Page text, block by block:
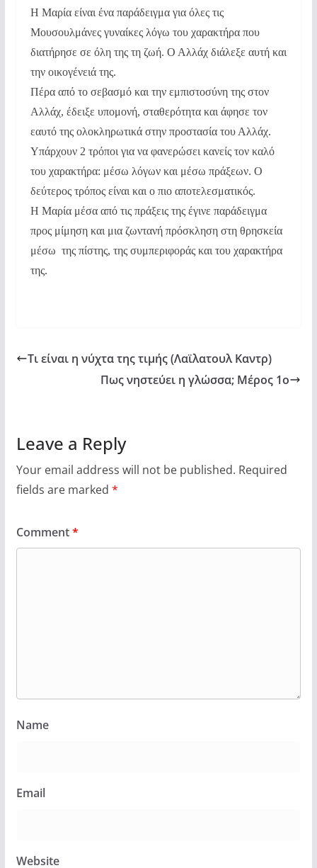
Η Μαρία είναι ένα παράδειγμα για όλες τις
Μουσουλμάνες γυναίκες λόγω του χαρακτήρα που
διατήρησε σε όλη της τη ζωή. Ο Αλλάχ διάλεξε αυτή και
την οικογένειά της.
Πέρα από το σεβασμό και την εμπιστοσύνη της στον
Αλλάχ, έδειξε υπομονή, σταθερότητα και άφησε τον
εαυτό της ολοκληρωτικά στην προστασία του Αλλάχ.
Υπάρχουν 2 τρόποι για να φανερώσει κανείς τον καλό
του χαρακτήρα: μέσω λόγων και μέσω πράξεων. Ο
δεύτερος τρόπος είναι και ο πιο αποτελεσματικός.
Η Μαρία μέσα από τις πράξεις της έγινε παράδειγμα
προς μίμηση και μια ζωντανή πρόσκληση στη θρησκεία
μέσω της πίστης, της συμπεριφοράς και του χαρακτήρα
της.
Τι είναι η νύχτα της τιμής (Λαϊλατουλ Καντρ)
Πως νηστεύει η γλώσσα; Μέρος 1ο
Leave a Reply
Your email address will not be published. Required
fields are marked *
Comment*
Name
Email
Website